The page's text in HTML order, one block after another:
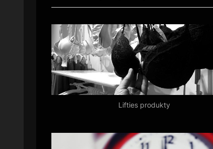
příspěvek
v
o
u
s
o
Lifties produkty